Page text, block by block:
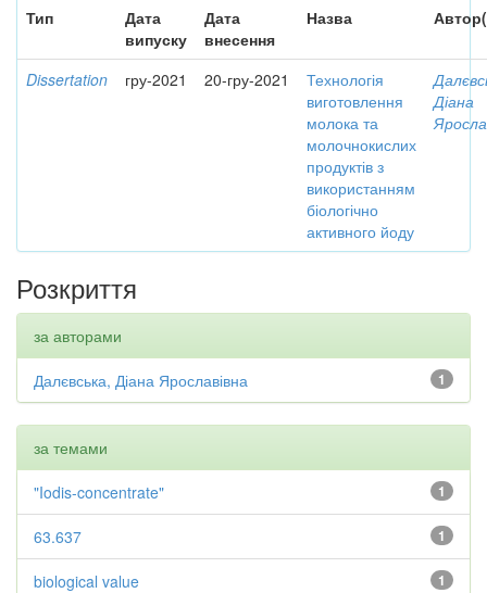
Тип
Дата
випуску
Дата
внесення
Назва
Dissertation гру-2021 20-гру-2021
Технологія
виготовлення
молока та
молочнокислих
продуктів з
використанням
біологічно
активного йоду
Діана
Розкриття
за авторами
1
Далєвська, Діана Ярославівна
за темами
1
"Iodis-concentrate"
1
63.637
1
biological value